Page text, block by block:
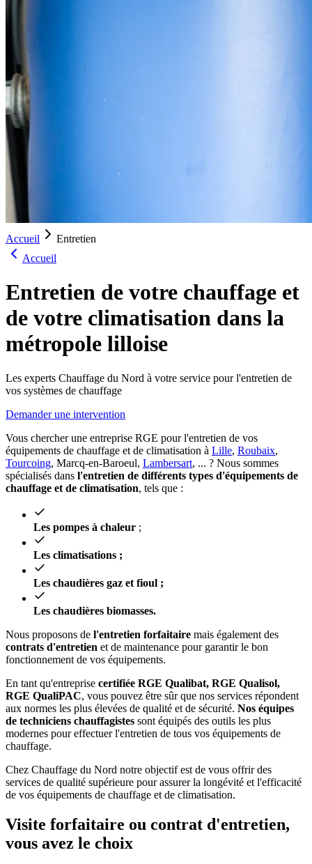
Accueil
Entretien
Accueil
Entretien de votre chauffage et
de votre climatisation dans la
métropole lilloise
Les experts Chauffage du Nord à votre service pour l'entretien de
vos systèmes de chauffage
Demander une intervention
Vous chercher une entreprise RGE pour l'entretien de vos
équipements de chauffage et de climatisation à Lille, Roubaix,
Tourcoing, Marcq-en-Baroeul, Lambersart, ... ? Nous sommes
spécialisés dans l'entretien de différents types d'équipements de
chauffage et de climatisation, tels que :
Les pompes à chaleur ;
Les climatisations ;
Les chaudières gaz et fioul ;
Les chaudières biomasses.
Nous proposons de l'entretien forfaitaire mais également des
contrats d'entretien et de maintenance pour garantir le bon
fonctionnement de vos équipements.
En tant qu'entreprise certifiée RGE Qualibat, RGE Qualisol,
RGE QualiPAC, vous pouvez être sûr que nos services répondent
aux normes les plus élevées de qualité et de sécurité. Nos équipes
de techniciens chauffagistes sont équipés des outils les plus
modernes pour effectuer l'entretien de tous vos équipements de
chauffage.
Chez Chauffage du Nord notre objectif est de vous offrir des
services de qualité supérieure pour assurer la longévité et l'efficacité
de vos équipements de chauffage et de climatisation.
Visite forfaitaire ou contrat d'entretien,
vous avez le choix